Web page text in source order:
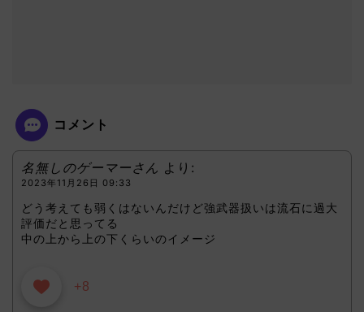
コメント
名無しのゲーマーさん より:
2023年11月26日 09:33
どう考えても弱くはないんだけど強武器扱いは流石に過大
評価だと思ってる
中の上から上の下くらいのイメージ
+8